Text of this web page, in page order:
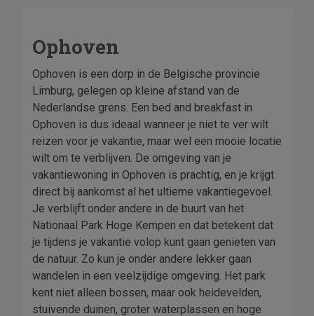
Ophoven
Ophoven is een dorp in de Belgische provincie
Limburg, gelegen op kleine afstand van de
Nederlandse grens. Een bed and breakfast in
Ophoven is dus ideaal wanneer je niet te ver wilt
reizen voor je vakantie, maar wel een mooie locatie
wilt om te verblijven. De omgeving van je
vakantiewoning in Ophoven is prachtig, en je krijgt
direct bij aankomst al het ultieme vakantiegevoel.
Je verblijft onder andere in de buurt van het
Nationaal Park Hoge Kempen en dat betekent dat
je tijdens je vakantie volop kunt gaan genieten van
de natuur. Zo kun je onder andere lekker gaan
wandelen in een veelzijdige omgeving. Het park
kent niet alleen bossen, maar ook heidevelden,
stuivende duinen, groter waterplassen en hoge